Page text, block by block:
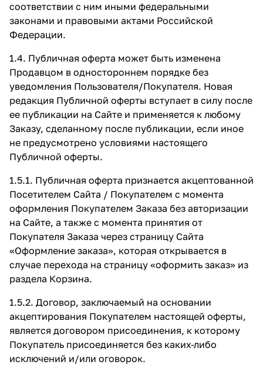
соответствии с ним иными федеральными
законами и правовыми актами Российской
Федерации.
1.4. Публичная оферта может быть изменена
Продавцом в одностороннем порядке без
уведомления Пользователя/Покупателя. Новая
редакция Публичной оферты вступает в силу после
ее публикации на Сайте и применяется к любому
Заказу, сделанному после публикации, если иное
не предусмотрено условиями настоящего
Публичной оферты.
1.5.1. Публичная оферта признается акцептованной
Посетителем Сайта / Покупателем с момента
оформления Покупателем Заказа без авторизации
на Сайте, а также с момента принятия от
Покупателя Заказа через страницу Сайта
«Оформление заказа», которая открывается в
случае перехода на страницу «оформить заказ» из
раздела Корзина.
1.5.2. Договор, заключаемый на основании
акцептирования Покупателем настоящей оферты,
является договором присоединения, к которому
Покупатель присоединяется без каких-либо
исключений и/или оговорок.